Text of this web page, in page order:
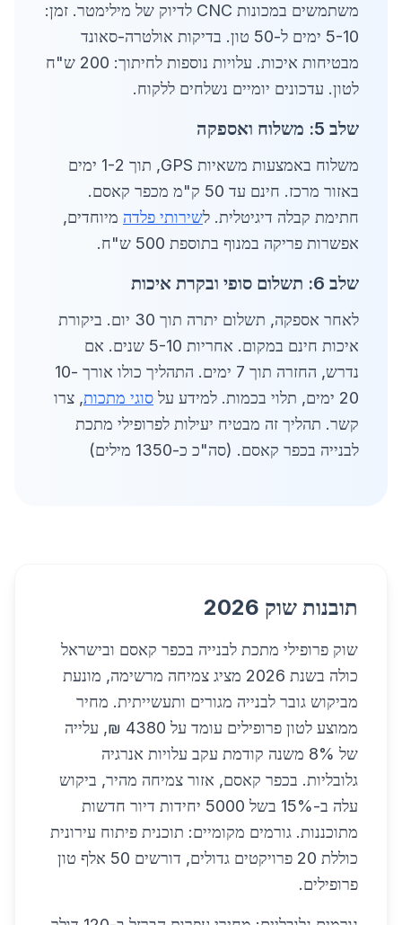
משתמשים במכונות CNC לדיוק של מילימטר. זמן:
5-10 ימים ל-50 טון. בדיקות אולטרה-סאונד
מבטיחות איכות. עלויות נוספות לחיתוך: 200 ש"ח
לטון. עדכונים יומיים נשלחים ללקוח.
שלב 5: משלוח ואספקה
משלוח באמצעות משאיות GPS, תוך 1-2 ימים
באזור מרכז. חינם עד 50 ק"מ מכפר קאסם.
חתימת קבלה דיגיטלית. לשירותי פלדה מיוחדים,
אפשרות פריקה במנוף בתוספת 500 ש"ח.
שלב 6: תשלום סופי ובקרת איכות
לאחר אספקה, תשלום יתרה תוך 30 יום. ביקורת
איכות חינם במקום. אחריות 5-10 שנים. אם
נדרש, החזרה תוך 7 ימים. התהליך כולו אורך 10-
20 ימים, תלוי בכמות. למידע על
סוגי מתכות, צרו
קשר. תהליך זה מבטיח יעילות לפרופילי מתכת
לבנייה בכפר קאסם. (סה"כ כ-1350 מילים)
תובנות שוק 2026
שוק פרופילי מתכת לבנייה בכפר קאסם ובישראל
כולה בשנת 2026 מציג צמיחה מרשימה, מונעת
מביקוש גובר לבנייה מגורים ותעשייתית. מחיר
ממוצע לטון פרופילים עומד על 4380 ₪, עלייה
של 8% משנה קודמת עקב עלויות אנרגיה
גלובליות. בכפר קאסם, אזור צמיחה מהיר, ביקוש
עלה ב-15% בשל 5000 יחידות דיור חדשות
מתוכננות. גורמים מקומיים: תוכנית פיתוח עירונית
כוללת 20 פרויקטים גדולים, דורשים 50 אלף טון
פרופילים.